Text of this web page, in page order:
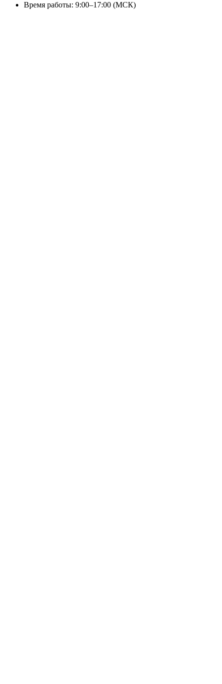
Время работы: 9:00–17:00 (МСК)